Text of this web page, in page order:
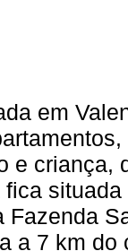
em
e criança,
Fazenda
a 7 km